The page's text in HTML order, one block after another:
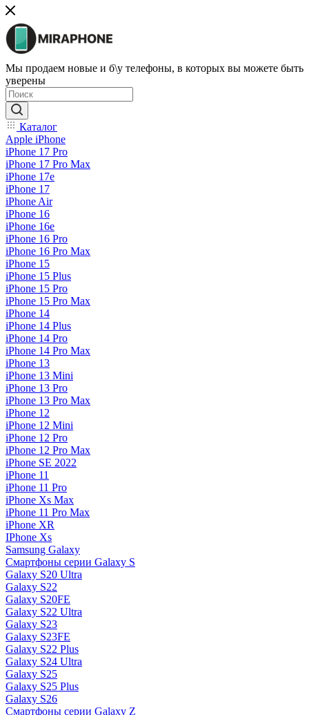
Мы продаем новые и б\у телефоны, в которых вы можете быть
уверены
Каталог
Apple iPhone
iPhone 17 Pro
iPhone 17 Pro Max
iPhone 17e
iPhone 17
iPhone Air
iPhone 16
iPhone 16e
iPhone 16 Pro
iPhone 16 Pro Max
iPhone 15
iPhone 15 Plus
iPhone 15 Pro
iPhone 15 Pro Max
iPhone 14
iPhone 14 Plus
iPhone 14 Pro
iPhone 14 Pro Max
iPhone 13
iPhone 13 Mini
iPhone 13 Pro
iPhone 13 Pro Max
iPhone 12
iPhone 12 Mini
iPhone 12 Pro
iPhone 12 Pro Max
iPhone SE 2022
iPhone 11
iPhone 11 Pro
iPhone Xs Max
iPhone 11 Pro Max
iPhone XR
IPhone Xs
Samsung Galaxy
Смартфоны серии Galaxy S
Galaxy S20 Ultra
Galaxy S22
Galaxy S20FE
Galaxy S22 Ultra
Galaxy S23
Galaxy S23FE
Galaxy S22 Plus
Galaxy S24 Ultra
Galaxy S25
Galaxy S25 Plus
Galaxy S26
Смартфоны серии Galaxy Z